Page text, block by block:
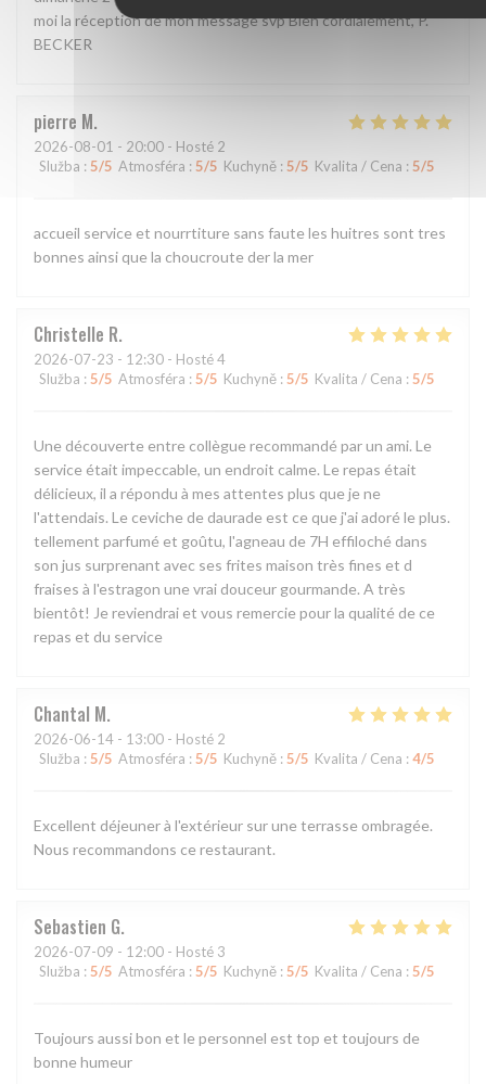
moi la réception de mon message svp Bien cordialement, P.
BECKER
pierre M
2026-08-01 - 20:00 - Hosté 2
Služba : 5/5 Atmosféra : 5/5 Kuchyně : 5/5 Kvalita / Cena : 5/5
accueil service et nourrtiture sans faute les huitres sont tres
bonnes ainsi que la choucroute der la mer
Christelle R
2026-07-23 - 12:30 - Hosté 4
Služba : 5/5 Atmosféra : 5/5 Kuchyně : 5/5 Kvalita / Cena : 5/5
Une découverte entre collègue recommandé par un ami. Le
service était impeccable, un endroit calme. Le repas était
délicieux, il a répondu à mes attentes plus que je ne
l'attendais. Le ceviche de daurade est ce que j'ai adoré le plus.
tellement parfumé et goûtu, l'agneau de 7H effiloché dans
son jus surprenant avec ses frites maison très fines et d
fraises à l'estragon une vrai douceur gourmande. A très
bientôt! Je reviendrai et vous remercie pour la qualité de ce
repas et du service
Chantal M
2026-06-14 - 13:00 - Hosté 2
Služba : 5/5 Atmosféra : 5/5 Kuchyně : 5/5 Kvalita / Cena : 4/5
Excellent déjeuner à l'extérieur sur une terrasse ombragée.
Nous recommandons ce restaurant.
Sebastien G
2026-07-09 - 12:00 - Hosté 3
Služba : 5/5 Atmosféra : 5/5 Kuchyně : 5/5 Kvalita / Cena : 5/5
Toujours aussi bon et le personnel est top et toujours de
bonne humeur